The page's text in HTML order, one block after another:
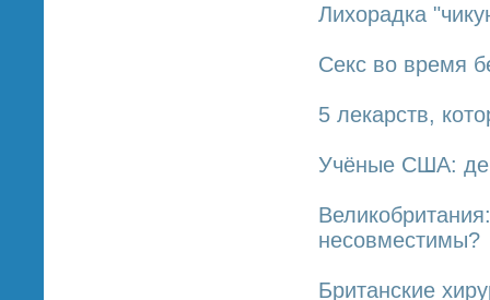
Лихорадка
Секс во время
5 лекарств,
Учёные США:
несовместимы?
Британские